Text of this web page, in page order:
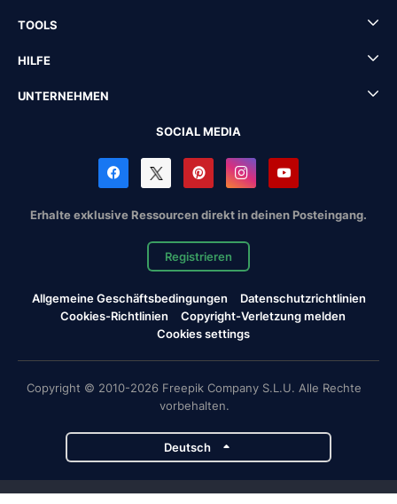
TOOLS
HILFE
UNTERNEHMEN
SOCIAL MEDIA
Erhalte exklusive Ressourcen direkt in deinen Posteingang.
Registrieren
Allgemeine Geschäftsbedingungen
Datenschutzrichtlinien
Cookies-Richtlinien
Copyright-Verletzung melden
Cookies settings
Copyright © 2010-2026 Freepik Company S.L.U. Alle Rechte
vorbehalten.
Deutsch